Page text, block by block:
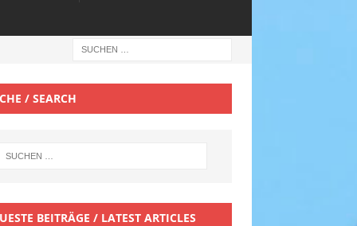
/ SEARCH
BEITRÄGE / LATEST ARTICLES